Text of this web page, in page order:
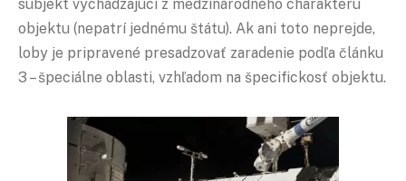
subjekt vychádzajúci z medzinárodného charakteru
objektu (nepatrí jednému štátu). Ak ani toto neprejde,
loby je pripravené presadzovať zaradenie podľa článku
3 – špeciálne oblasti, vzhľadom na špecifickosť objektu.